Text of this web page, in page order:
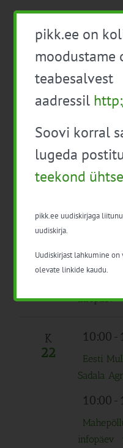
10:00-
põllupäev
17
10:00
18
T
21
11:00-
infopäev
K
22
10:00-
Eesti
Sadala
10:00-
infopäev
pikk.ee on
moodustame
teabesalvest
aadressil
Soovi korral
lugeda
teekond
pikk.ee uudiskirjaga
uudiskirja.
Uudiskirjast lahkumine
olevate linkide kaudu.